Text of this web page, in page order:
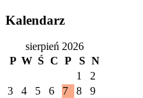
Kalendarz
sierpień 2026
P W Ś C P S N
1
2
3
4 5 6 7 8
9